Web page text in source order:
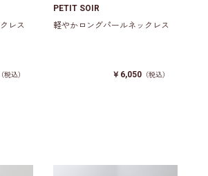
レス
（税込）
PETIT SOIR
軽やかロングパールネックレス
￥6,050 （税込）